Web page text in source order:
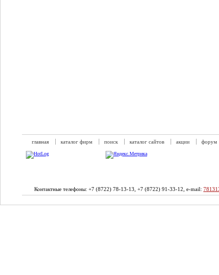
главная каталог фирм поиск каталог сайтов акции форум
Контактные телефоны: +7 (8722) 78-13-13, +7 (8722) 91-33-12, e-mail: